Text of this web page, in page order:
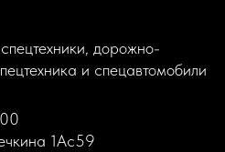
дорожно-
и спецавтомобили
1Ас59